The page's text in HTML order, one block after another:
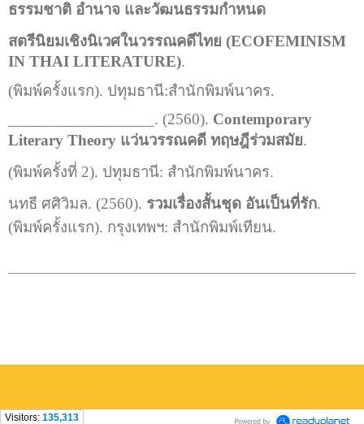
ธรรมชาติ อำนาจ และวัฒนธรรมกำหนด
สตรีนิยมเชิงนิเวศในวรรณคดีไทย (ECOFEMINISM
IN THAI LITERATURE).
(พิมพ์ครั้งแรก). ปทุมธานี:สำนักพิมพ์นาคร.
__________________. (2560). Contemporary
Literary Theory แว่นวรรณคดี ทฤษฎีร่วมสมัย.
(พิมพ์ครั้งที่ 2). ปทุมธานี: สำนักพิมพ์นาคร.
นทธี ศศิวิมล. (2560). รวมเรื่องสั้นชุด อันเป็นที่รัก.
(พิมพ์ครั้งแรก). กรุงเทพฯ: สำนักพิมพ์เทียน.
Visitors: 135,313